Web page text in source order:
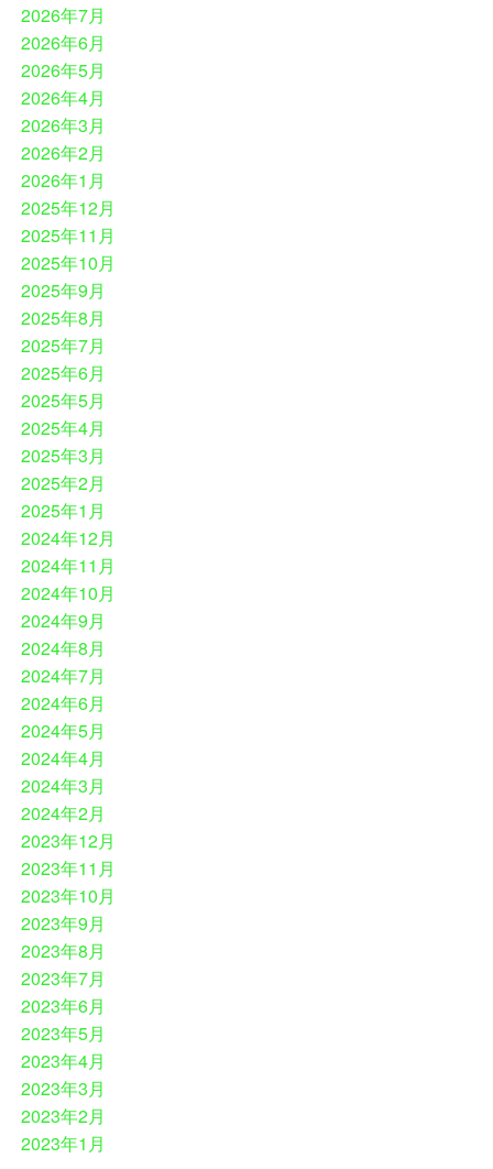
2026年7月
2026年6月
2026年5月
2026年4月
2026年3月
2026年2月
2026年1月
2025年12月
2025年11月
2025年10月
2025年9月
2025年8月
2025年7月
2025年6月
2025年5月
2025年4月
2025年3月
2025年2月
2025年1月
2024年12月
2024年11月
2024年10月
2024年9月
2024年8月
2024年7月
2024年6月
2024年5月
2024年4月
2024年3月
2024年2月
2023年12月
2023年11月
2023年10月
2023年9月
2023年8月
2023年7月
2023年6月
2023年5月
2023年4月
2023年3月
2023年2月
2023年1月